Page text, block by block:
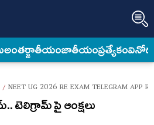
అంత‌ర్జాతీయంజాతీయంప్రత్యేకం
/ NEET UG 2026 RE EXAM TELEGRAM APP
టెలిగ్రామ్ పై ఆంక్షలు